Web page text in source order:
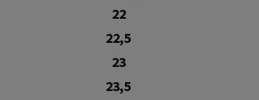
22
22,5
23
23,5